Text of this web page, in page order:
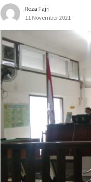
Reza Fajri
11 November 2021